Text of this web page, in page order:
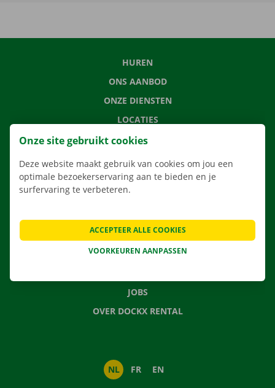
HUREN
ONS AANBOD
ONZE DIENSTEN
LOCATIES
APP
VERHUISOPLOSSINGEN
VEELGESTELDE VRAGEN
NIEUWS
JOBS
OVER DOCKX RENTAL
NL FR EN
Onze site gebruikt cookies
Deze website maakt gebruik van cookies om jou een
optimale bezoekerservaring aan te bieden en je
surfervaring te verbeteren.
VOORKEUREN AANPASSEN
ACCEPTEER ALLE COOKIES